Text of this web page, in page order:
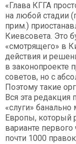
«Глава КГГА
на любой стадии
прим.)
Киевсовета. Это
«смотрящего» в
действия и
в законопроекте
советов, но с
Поэтому такие
Вся эта редакция
«слуги»
Европы, который
варианте
почти 1000